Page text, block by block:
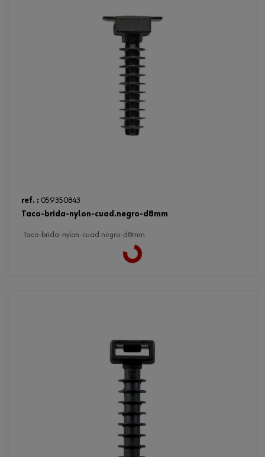
ref. : 059350843
taco-brida-nylon-cuad.negro-d8mm
taco-brida-nylon-cuad.negro-d8mm